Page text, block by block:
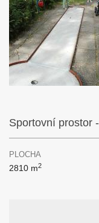
Sportovní prostor
PLOCHA
2810 m2